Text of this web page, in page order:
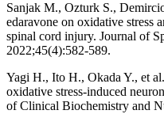
Sanjak M., Ozturk S.,
edaravone on oxidative stress
spinal cord injury. Journal of
2022;45(4):582-589.
Yagi H., Ito H., Okada Y., et
oxidative stress-induced
of Clinical Biochemistry and